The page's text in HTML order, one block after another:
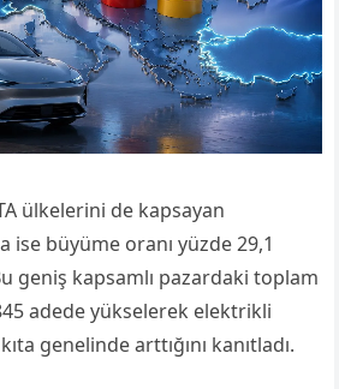
ülkelerini de kapsayan
ise büyüme oranı yüzde 29,1
geniş kapsamlı pazardaki toplam
adede yükselerek elektrikli
genelinde arttığını kanıtladı.